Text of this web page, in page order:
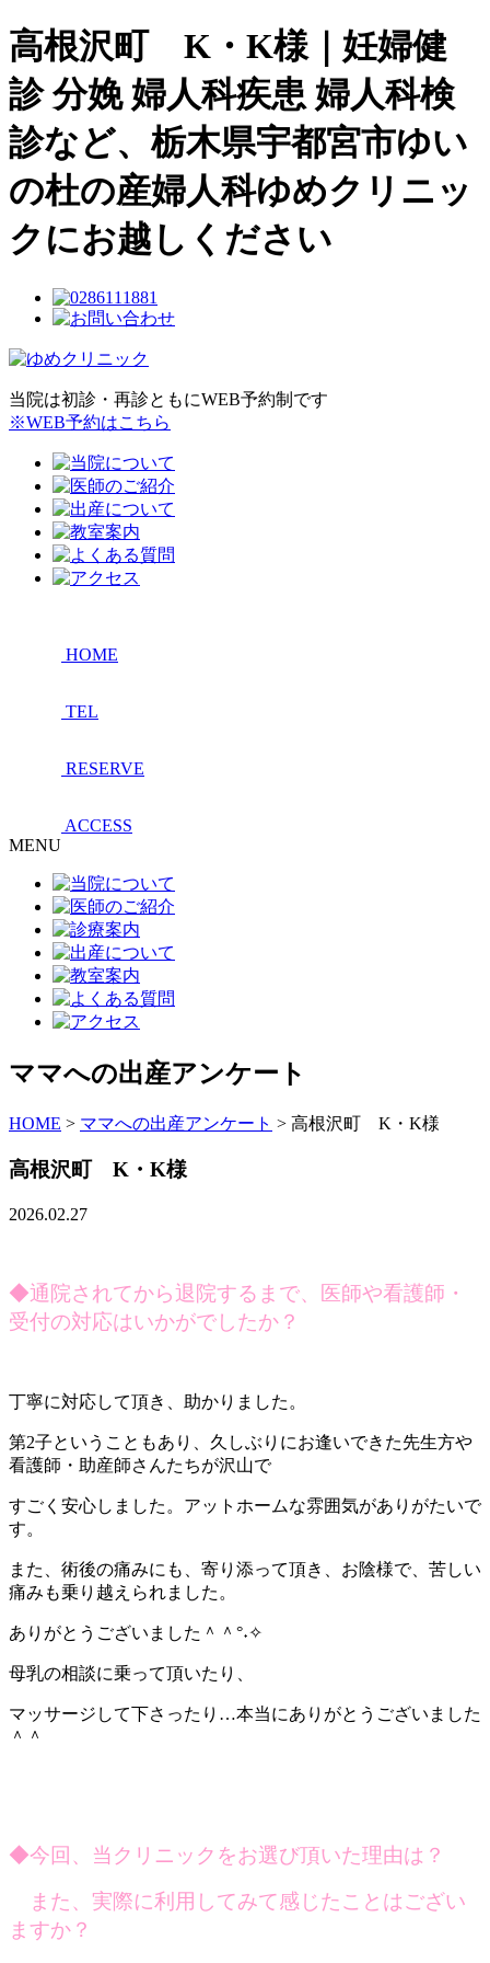
高根沢町 K・K様｜妊婦健
診 分娩 婦人科疾患 婦人科検
診など、栃木県宇都宮市ゆい
の杜の産婦人科ゆめクリニッ
クにお越しください
当院は初診・再診ともにWEB予約制です
※WEB予約はこちら
HOME
TEL
RESERVE
ACCESS
MENU
ママへの出産アンケート
HOME > ママへの出産アンケート > 高根沢町 K・K様
高根沢町 K・K様
2026.02.27
◆通院されてから退院するまで、医師や看護師・
受付の対応はいかがでしたか？
丁寧に対応して頂き、助かりました。
第2子ということもあり、久しぶりにお逢いできた先生方や
看護師・助産師さんたちが沢山で
すごく安心しました。アットホームな雰囲気がありがたいで
す。
また、術後の痛みにも、寄り添って頂き、お陰様で、苦しい
痛みも乗り越えられました。
ありがとうございました＾＾°˖✧
母乳の相談に乗って頂いたり、
マッサージして下さったり…本当にありがとうございました
＾＾
◆今回、当クリニックをお選び頂いた理由は？
また、実際に利用してみて感じたことはござい
ますか？